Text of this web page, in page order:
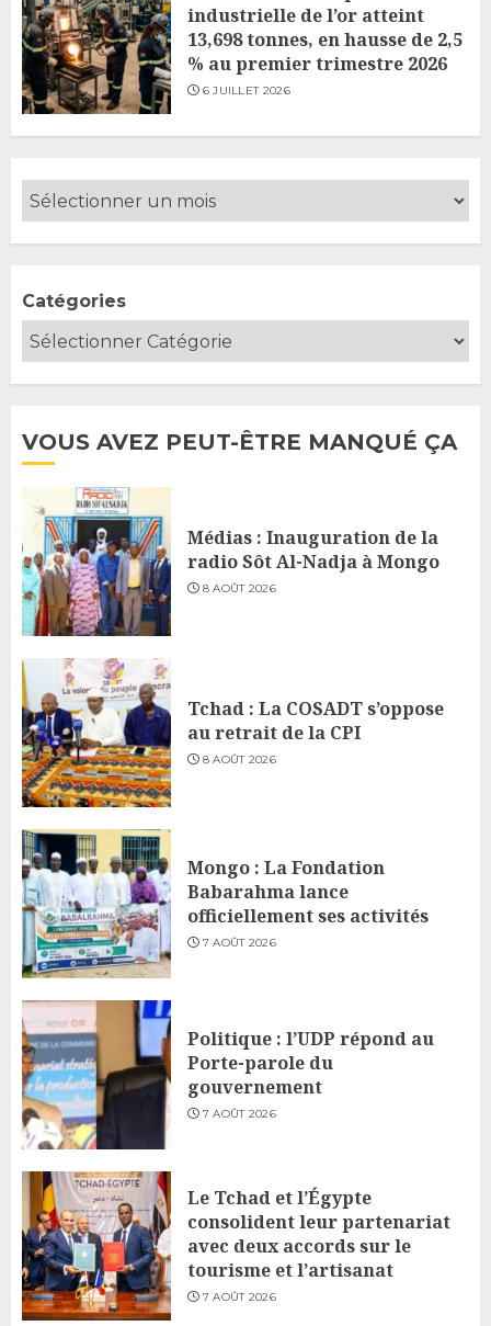
industrielle de l’or atteint
13,698 tonnes, en hausse de 2,5
% au premier trimestre 2026
6 JUILLET 2026
Catégories
VOUS AVEZ PEUT-ÊTRE MANQUÉ ÇA
Médias : Inauguration de la
radio Sôt Al-Nadja à Mongo
8 AOÛT 2026
Tchad : La COSADT s’oppose
au retrait de la CPI
8 AOÛT 2026
Mongo : La Fondation
Babarahma lance
officiellement ses activités
7 AOÛT 2026
Politique : l’UDP répond au
Porte-parole du
gouvernement
7 AOÛT 2026
Le Tchad et l’Égypte
consolident leur partenariat
avec deux accords sur le
tourisme et l’artisanat
7 AOÛT 2026